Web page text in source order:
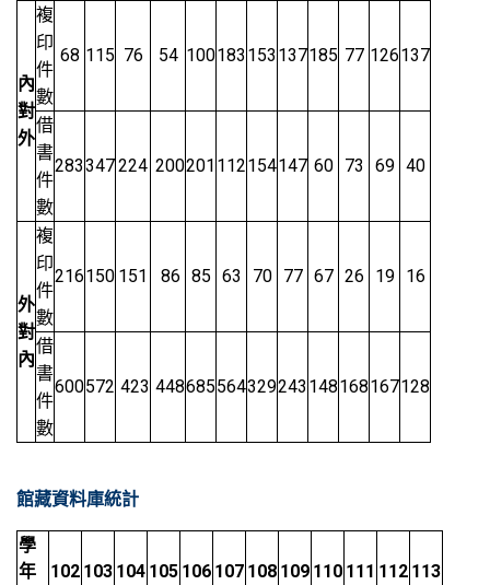
內
對
外
複
印
件
數
68 115 76 54 100183 153 137185 77 126137
借
書
件
數
283347224 200201 112154147 60 73 69 40
外
對
內
複
印
件
數
216150 151 86 85 63 70 77 67 26 19 16
借
書
件
數
600572 423 448685564329243 148168167128
館藏資料庫統計
學
年
102 103 104 105 106 107 108 109 110 111 112 113